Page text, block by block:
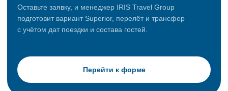
Оставьте заявку, и менеджер IRIS Travel Group
подготовит вариант Superior, перелёт и трансфер
с учётом дат поездки и состава гостей.
Перейти к форме